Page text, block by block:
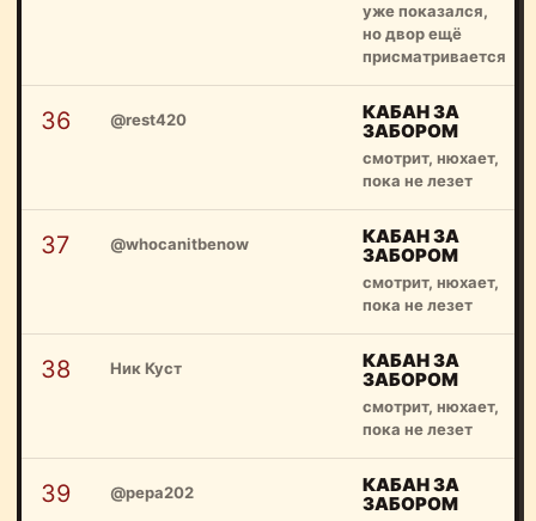
уже показался,
но двор ещё
присматривается
36 @rest420
КАБАН ЗА
ЗАБОРОМ
смотрит, нюхает,
пока не лезет
37 @whocanitbenow
КАБАН ЗА
ЗАБОРОМ
смотрит, нюхает,
пока не лезет
38 Ник Куст
КАБАН ЗА
ЗАБОРОМ
смотрит, нюхает,
пока не лезет
39 @pepa202
КАБАН ЗА
ЗАБОРОМ